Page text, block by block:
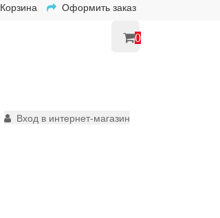
Корзина Оформить заказ
0
Вход в интернет-магазин